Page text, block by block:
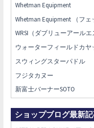
Whetman Equipment
Whetman Equipment （フ
WRSI（ダブリューアールエ
ウォーターフィールドカヤ
スウィングスターパドル
フジタカヌー
新富士バーナーSOTO
ショップブログ最新